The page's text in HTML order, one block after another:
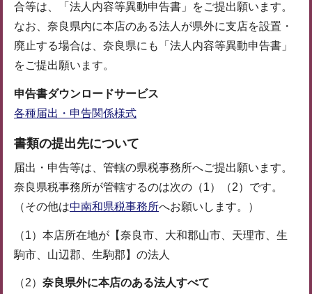
合等は、「法人内容等異動申告書」をご提出願います。
なお、奈良県内に本店のある法人が県外に支店を設置・
廃止する場合は、奈良県にも「法人内容等異動申告書」
をご提出願います。
申告書ダウンロードサービス
各種届出・申告関係様式
書類の提出先について
届出・申告等は、管轄の県税事務所へご提出願います。
奈良県税事務所が管轄するのは次の（1）（2）です。
（その他は中南和県税事務所へお願いします。）
（1）本店所在地が【奈良市、大和郡山市、天理市、生
駒市、山辺郡、生駒郡】の法人
（2） 奈良県外に本店のある法人すべて